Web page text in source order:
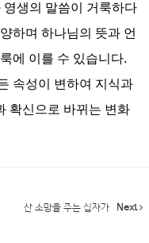
생의 말씀이 거룩하다
하며 하나님의 뜻과 언
에 이를 수 있습니다.
속성이 변하여 지식과
확신으로 바뀌는 변화
산 소망을 주는 십자가 Next